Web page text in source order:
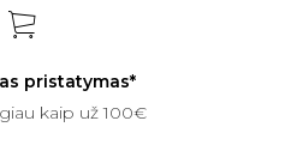
pristatymas*
kaip už 100€